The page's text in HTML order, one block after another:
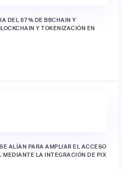
DEL 67% DE BBCHAIN Y
Y TOKENIZACIÓN EN
ALÍAN PARA AMPLIAR EL ACCESO
MEDIANTE LA INTEGRACIÓN DE PIX